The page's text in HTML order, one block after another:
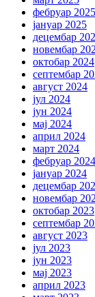
фебруар 2025
јануар 2025
децембар
новембар
октобар 2024
септембар
август 2024
јул 2024
јун 2024
мај 2024
април 2024
март 2024
фебруар 2024
јануар 2024
децембар
новембар
октобар 2023
септембар
август 2023
јул 2023
јун 2023
мај 2023
април 2023